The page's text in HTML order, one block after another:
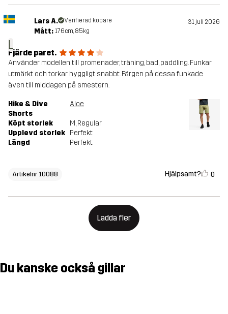
L
Lars A. Verifierad köpare 31 juli 2026
Mått: 176cm, 85kg
Fjärde paret.
Använder modellen till promenader, träning, bad, paddling. Funkar
utmärkt och torkar hyggligt snabbt. Färgen på dessa funkade
även till middagen på smestern.
Hike & Dive
Shorts
Aloe
Köpt storlek M, Regular
Upplevd storlek Perfekt
Längd
Perfekt
Artikelnr 10088 Hjälpsamt? 0
Ladda fler
Du kanske också gillar